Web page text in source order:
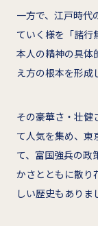
一方で、江戸時代
ていく様を「諸行
本人の精神の具体
え方の根本を形成
その豪華さ・壮健
て人気を集め、東
て、富国強兵の政
かさとともに散り
しい歴史もありま